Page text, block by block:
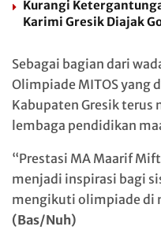
Kurangi
Karimi Gresik Diajak
Sebagai bagian dari
Olimpiade MITOS yang
Kabupaten Gresik
lembaga pendidikan
“Prestasi MA Maarif
menjadi inspirasi bagi
mengikuti olimpiade di
(Bas/Nuh)